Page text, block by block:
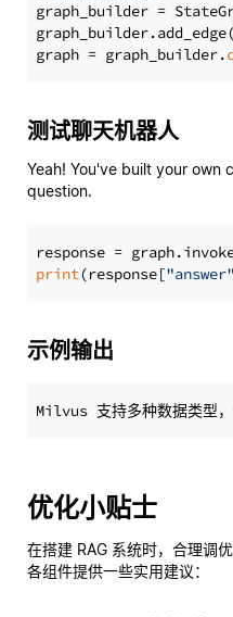
graph_builder =
graph = graph_builder.
测试聊天机器人
Yeah! You've built your own
question.
response =
print(response["answer"
示例输出
优化小贴士
在搭建 RAG 系统时，合理调
各组件提供一些实用建议：